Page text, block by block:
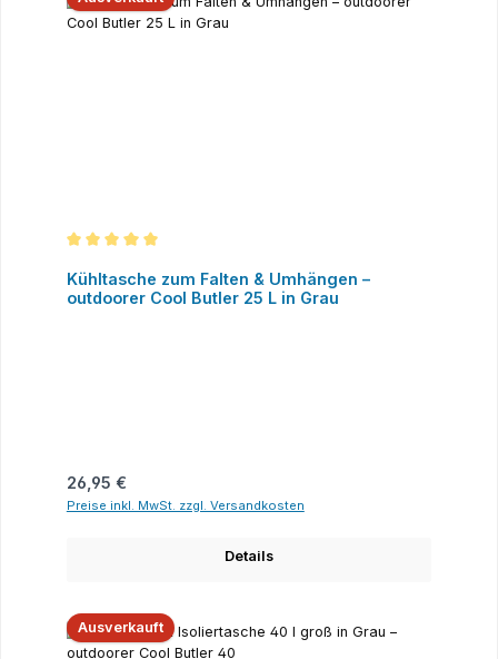
Kühltasche zum Falten & Umhängen –
outdoorer Cool Butler 25 L in Grau
Regulärer Preis:
26,95 €
Preise inkl. MwSt. zzgl. Versandkosten
Details
Ausverkauft